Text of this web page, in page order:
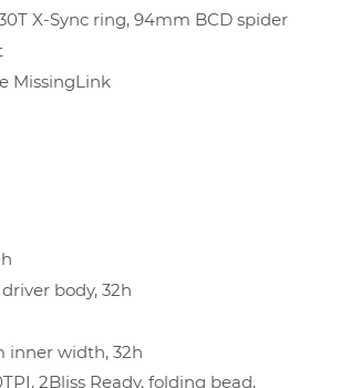
30T X-Sync ring, 94mm BCD spider
MissingLink
driver body, 32h
inner width, 32h
2Bliss Ready, folding bead,